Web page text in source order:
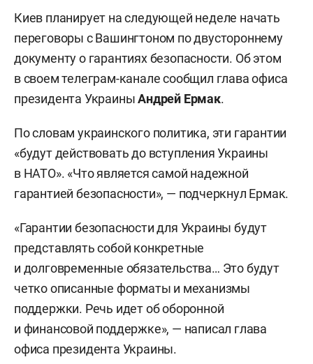
Киев планирует на следующей неделе начать
переговоры с Вашингтоном по двустороннему
документу о гарантиях безопасности. Об этом
в своем телеграм-канале сообщил глава офиса
президента УкраиныАндрей Ермак.
По словам украинского политика, эти гарантии
«будут действовать до вступления Украины
в НАТО». «Что является самой надежной
гарантией безопасности», — подчеркнул Ермак.
«Гарантии безопасности для Украины будут
представлять собой конкретные
и долговременные обязательства… Это будут
четко описанные форматы и механизмы
поддержки. Речь идет об оборонной
и финансовой поддержке», — написал глава
офиса президента Украины.